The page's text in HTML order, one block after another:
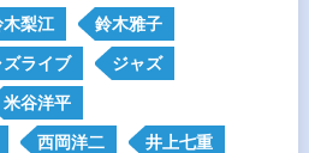
木梨江 鈴木雅子
ズライブ ジャズ
米谷洋平
西岡洋二 井上七重